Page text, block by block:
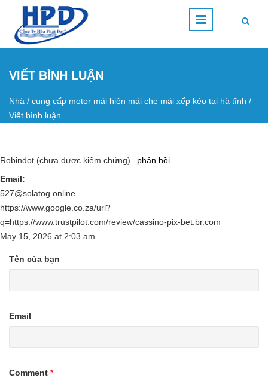
Nhảy đến nội dung
VIẾT BÌNH LUẬN
Bạn đang ở đây
Nhà / cung cấp motor mái hiên mái che mái xếp kéo tại hà tĩnh /
Viết bình luận
Robindot (chưa được kiểm chứng)
phản hồi
Email:
527@solatog.online
https://www.google.co.za/url?
q=https://www.trustpilot.com/review/cassino-pix-bet.br.com
May 15, 2026 at 2:03 am
Tên của bạn
Email
Comment *